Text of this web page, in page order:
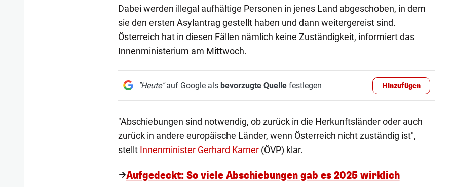
Dabei werden illegal aufhältige Personen in jenes Land abgeschoben, in dem
sie den ersten Asylantrag gestellt haben und dann weitergereist sind.
Österreich hat in diesen Fällen nämlich keine Zuständigkeit, informiert das
Innenministerium am Mittwoch.
"Heute"auf Google als bevorzugte Quellefestlegen Hinzufügen
"Abschiebungen sind notwendig, ob zurück in die Herkunftsländer oder auch
zurück in andere europäische Länder, wenn Österreich nicht zuständig ist",
stellt Innenminister Gerhard Karner(ÖVP) klar.
Aufgedeckt: So viele Abschiebungen gab es 2025 wirklich